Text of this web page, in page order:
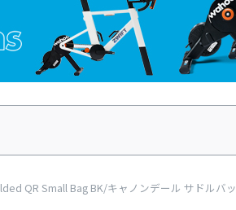
QR Small Bag BK/キャノンデール サドルバ